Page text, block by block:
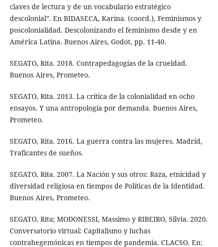
claves de lectura y de un vocabulario estratégico
descolonial”. En BIDASECA, Karina. (coord.), Feminismos y
poscolonialidad. Descolonizando el feminismo desde y en
América Latina. Buenos Aires, Godot, pp. 11-40.
SEGATO, Rita. 2018. Contrapedagogías de la crueldad.
Buenos Aires, Prometeo.
SEGATO, Rita. 2013. La crítica de la colonialidad en ocho
ensayos. Y una antropología por demanda. Buenos Aires,
Prometeo.
SEGATO, Rita. 2016. La guerra contra las mujeres. Madrid,
Traficantes de sueños.
SEGATO, Rita. 2007. La Nación y sus otros: Raza, etnicidad y
diversidad religiosa en tiempos de Políticas de la Identidad.
Buenos Aires, Prometeo.
SEGATO, Rita; MODONESSI, Massimo y RIBEIRO, Silvia. 2020.
Conversatorio virtual: Capitalismo y luchas
contrahegemónicas en tiempos de pandemia. CLACSO. En: